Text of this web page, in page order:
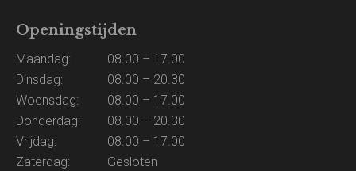
Openingstijden
Maandag:
08.00 – 17.00
Dinsdag:
08.00 – 20.30
Woensdag:
08.00 – 17.00
Donderdag:
08.00 – 20.30
Vrijdag:
08.00 – 17.00
Zaterdag:
Gesloten